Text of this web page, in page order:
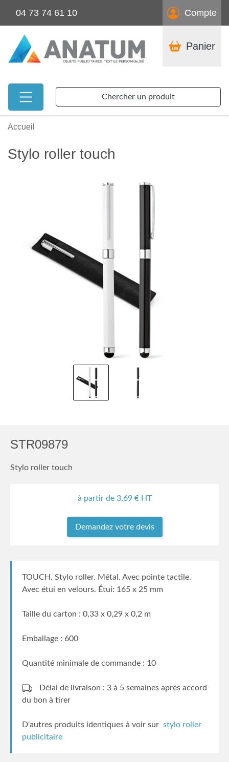
04 73 74 61 10 Compte
Panier
Chercher un produit
Accueil
Stylo roller touch
STR09879
Stylo roller touch
à partir de 3,69€ HT
Demandez votre devis
TOUCH. Stylo roller. Métal. Avec pointe tactile.
Avec étui en velours. Étui: 165 x 25 mm
Taille du carton : 0,33 x 0,29 x 0,2 m
Emballage : 600
Quantité minimale de commande : 10
Délai de livraison : 3 à 5 semaines après accord
du bon à tirer
D'autres produits identiques à voir sur stylo roller
publicitaire